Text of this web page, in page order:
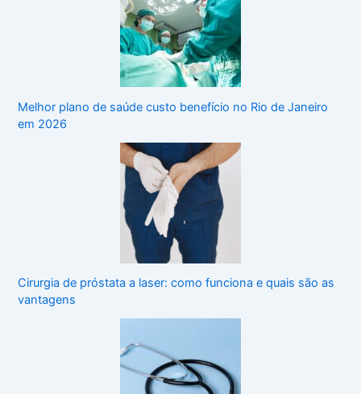
Melhor plano de saúde custo benefício no Rio de Janeiro
em 2026
Cirurgia de próstata a laser: como funciona e quais são as
vantagens